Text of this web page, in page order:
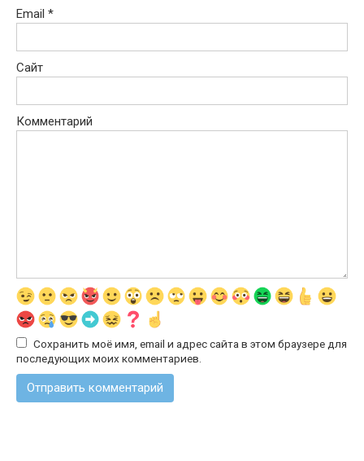
Email *
Сайт
Комментарий
Сохранить моё имя, email и адрес сайта в этом браузере для
последующих моих комментариев.